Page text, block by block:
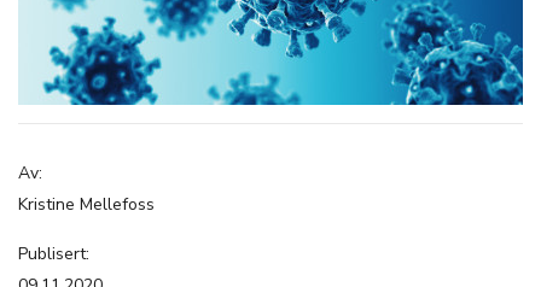
Av:
Kristine Mellefoss
Publisert: